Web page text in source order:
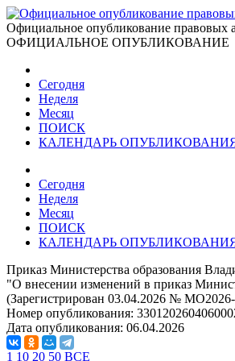
Официальное опубликование правовых
ОФИЦИАЛЬНОЕ ОПУБЛИКОВАНИЕ
Сегодня
Неделя
Месяц
ПОИСК
КАЛЕНДАРЬ
Сегодня
Неделя
Месяц
ПОИСК
КАЛЕНДАРЬ
Приказ Министерства образования
"О внесении изменений в приказ
(Зарегистрирован 03.04.2026 №
Номер опубликования:
Дата опубликования: 06.04.2026
1 10 20 50 ВСЕ